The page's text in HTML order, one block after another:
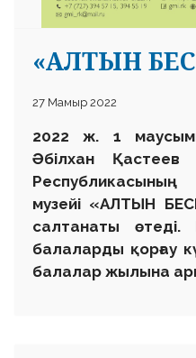
«АЛТЫН
27 Мамыр 2022
2022 ж. 1
Әбілхан Қастеев
музейі «АЛТЫН
салтанаты
балаларды қорғау
балалар жылына